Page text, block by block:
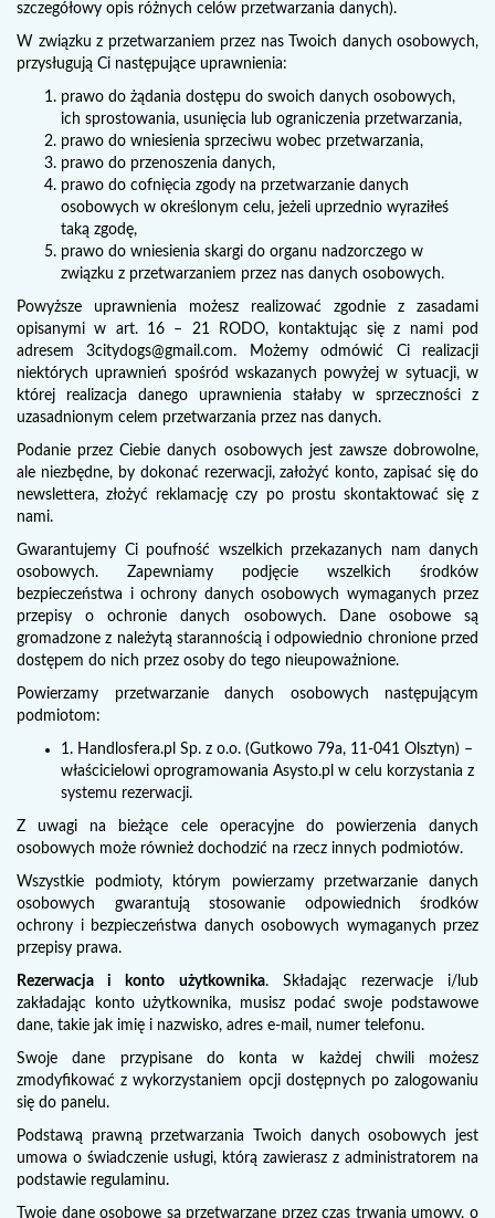
szczegółowy opis różnych celów przetwarzania danych).
W związku z przetwarzaniem przez nas Twoich danych osobowych,
przysługują Ci następujące uprawnienia:
prawo do żądania dostępu do swoich danych osobowych,
ich sprostowania, usunięcia lub ograniczenia przetwarzania,
prawo do wniesienia sprzeciwu wobec przetwarzania,
prawo do przenoszenia danych,
prawo do cofnięcia zgody na przetwarzanie danych
osobowych w określonym celu, jeżeli uprzednio wyraziłeś
taką zgodę,
prawo do wniesienia skargi do organu nadzorczego w
związku z przetwarzaniem przez nas danych osobowych.
Powyższe uprawnienia możesz realizować zgodnie z zasadami
opisanymi w art. 16 – 21 RODO, kontaktując się z nami pod
adresem3citydogs@gmail.com. Możemy odmówić Ci realizacji
niektórych uprawnień spośród wskazanych powyżej w sytuacji, w
której realizacja danego uprawnienia stałaby w sprzeczności z
uzasadnionym celem przetwarzania przez nas danych.
Podanie przez Ciebie danych osobowych jest zawsze dobrowolne,
ale niezbędne, by dokonać rezerwacji, założyć konto, zapisać się do
newslettera, złożyć reklamację czy po prostu skontaktować się z
nami.
Gwarantujemy Ci poufność wszelkich przekazanych nam danych
osobowych. Zapewniamy podjęcie wszelkich środków
bezpieczeństwa i ochrony danych osobowych wymaganych przez
przepisy o ochronie danych osobowych. Dane osobowe są
gromadzone z należytą starannością i odpowiednio chronione przed
dostępem do nich przez osoby do tego nieupoważnione.
Powierzamy przetwarzanie danych osobowych następującym
podmiotom:
1. Handlosfera.pl Sp. z o.o. (Gutkowo 79a, 11-041 Olsztyn) –
właścicielowi oprogramowania Asysto.pl w celu korzystania z
systemu rezerwacji.
Z uwagi na bieżące cele operacyjne do powierzenia danych
osobowych może również dochodzić na rzecz innych podmiotów.
Wszystkie podmioty, którym powierzamy przetwarzanie danych
osobowych gwarantują stosowanie odpowiednich środków
ochrony i bezpieczeństwa danych osobowych wymaganych przez
przepisy prawa.
Rezerwacja i konto użytkownika. Składając rezerwacje i/lub
zakładając konto użytkownika, musisz podać swoje podstawowe
dane, takie jak imię i nazwisko, adres e-mail, numer telefonu.
Swoje dane przypisane do konta w każdej chwili możesz
zmodyfikować z wykorzystaniem opcji dostępnych po zalogowaniu
się do panelu.
Podstawą prawną przetwarzania Twoich danych osobowych jest
umowa o świadczenie usługi, którą zawierasz z administratorem na
podstawie regulaminu.
Twoje dane osobowe są przetwarzane przez czas trwania umowy, o